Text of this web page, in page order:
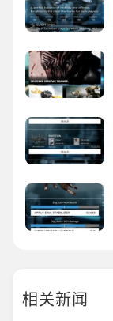
相关新闻